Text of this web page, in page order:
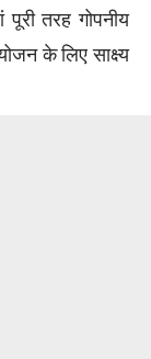
तरह गोपनीय
के लिए साक्ष्य